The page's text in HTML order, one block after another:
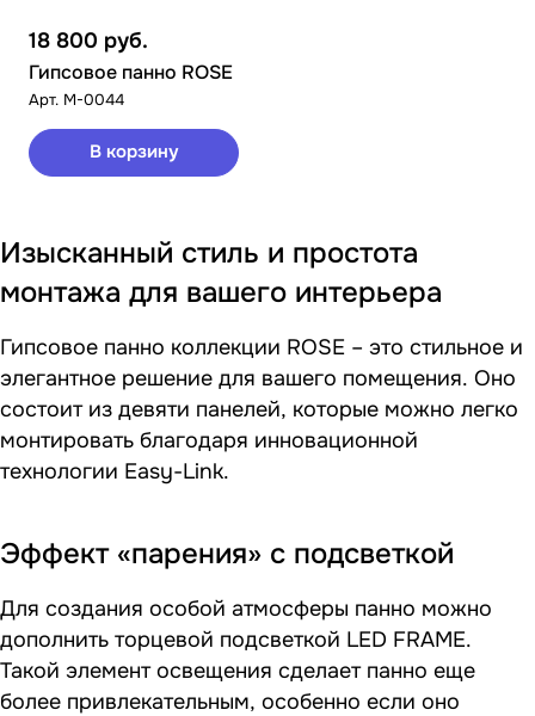
18 800 руб.
Гипсовое панно ROSE
Арт. М-0044
В корзину
Изысканный стиль и простота
монтажа для вашего интерьера
Гипсовое панно коллекции ROSE – это стильное и
элегантное решение для вашего помещения. Оно
состоит из девяти панелей, которые можно легко
монтировать благодаря инновационной
технологии Easy-Link.
Эффект «парения» с подсветкой
Для создания особой атмосферы панно можно
дополнить торцевой подсветкой LED FRAME.
Такой элемент освещения сделает панно еще
более привлекательным, особенно если оно